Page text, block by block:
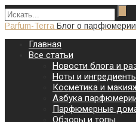
Parfum-Terra Блог о парфюмерии
Главная
Все статьи
Новости блога и
Ноты и
Косметика и
Азбука
Парфюмерные
Обзоры и топы